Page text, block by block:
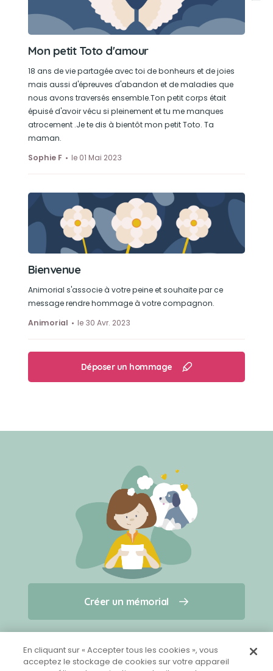
Créer un mémorial
Qui sommes-nous ?
Nous contacter
Mon petit Toto d'amour
18 ans de vie partagée avec toi de bonheurs et de joies
mais aussi d'épreuves d'abandon et de maladies que
nous avons traversés ensemble.Ton petit corps était
épuisé d'avoir vécu si pleinement et tu me manques
atrocement .Je te dis à bientôt mon petit Toto. Ta
maman.
Sophie F
le 01 Mai 2023
Bienvenue
Animorial s'associe à votre peine et souhaite par ce
message rendre hommage à votre compagnon.
Animorial
le 30 Avr. 2023
Déposer un hommage
Créer un mémorial
En cliquant sur « Accepter tous les cookies », vous
acceptez le stockage de cookies sur votre appareil